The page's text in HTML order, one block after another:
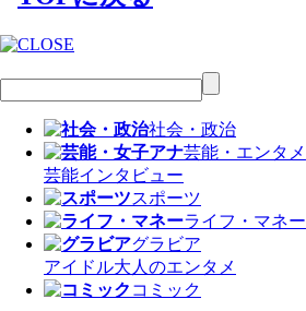
社会・政治
芸能・エンタメ
芸能インタビュー
スポーツ
ライフ・マネー
グラビア
アイドル大人のエンタメ
コミック